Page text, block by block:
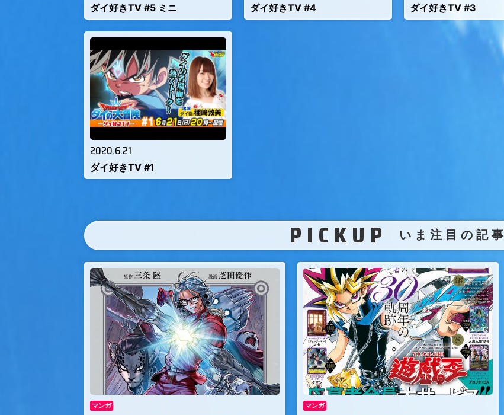
ダイ好きTV #5 ミニ ダイ好きTV #4 ダイ好きTV #3
2020.6.21
ダイ好きTV #1
PICKUP （
いま注目の記事
）
マンガ マンガ